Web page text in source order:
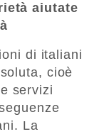
aiutate
di italiani
cioè
servizi
La